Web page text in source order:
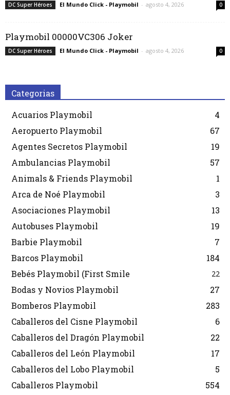
DC Super Héroes El Mundo Click - Playmobil - agosto 4, 2026 0
Playmobil 00000VC306 Joker
DC Super Héroes El Mundo Click - Playmobil - agosto 4, 2026 0
Categorias
Acuarios Playmobil
4
Aeropuerto Playmobil
67
Agentes Secretos Playmobil
19
Ambulancias Playmobil
57
Animals & Friends Playmobil
1
Arca de Noé Playmobil
3
Asociaciones Playmobil
13
Autobuses Playmobil
19
Barbie Playmobil
7
Barcos Playmobil
184
Bebés Playmobil (First Smile
22
Bodas y Novios Playmobil
27
Bomberos Playmobil
283
Caballeros del Cisne Playmobil
6
Caballeros del Dragón Playmobil
22
Caballeros del León Playmobil
17
Caballeros del Lobo Playmobil
5
Caballeros Playmobil
554